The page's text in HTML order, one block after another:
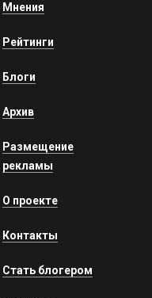
Мнения
Рейтинги
Блоги
Архив
Размещение
рекламы
О проекте
Контакты
Стать блогером